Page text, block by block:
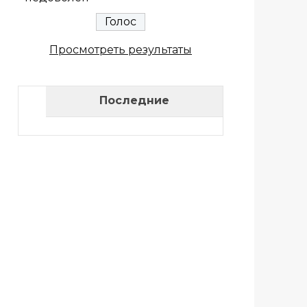
Просмотреть результаты
Последние